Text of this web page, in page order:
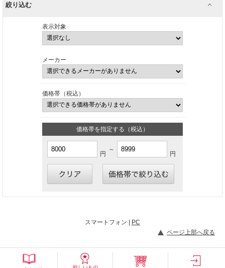
絞り込む
表示対象
メーカー
価格帯（税込）
価格帯を指定する（税込）
円
～
円
スマートフォン | PC
ページ上部へ戻る